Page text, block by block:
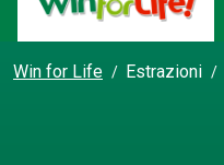
Win for Life Estrazioni